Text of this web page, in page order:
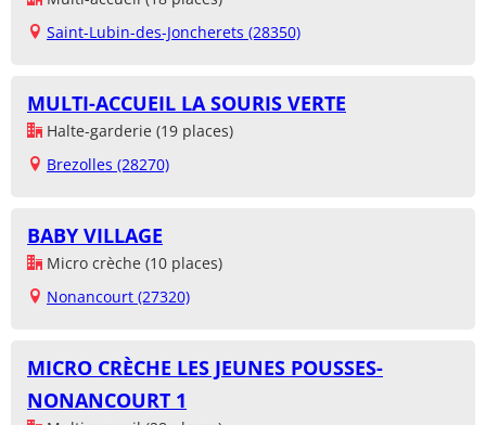
Saint-Lubin-des-Joncherets (28350)
MULTI-ACCUEIL LA SOURIS VERTE
Halte-garderie (19 places)
Brezolles (28270)
BABY VILLAGE
Micro crèche (10 places)
Nonancourt (27320)
MICRO CRÈCHE LES JEUNES POUSSES-
NONANCOURT 1